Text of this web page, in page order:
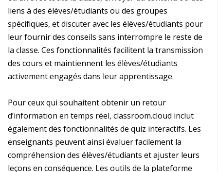
liens à des élèves/étudiants ou des groupes
spécifiques, et discuter avec les élèves/étudiants pour
leur fournir des conseils sans interrompre le reste de
la classe. Ces fonctionnalités facilitent la transmission
des cours et maintiennent les élèves/étudiants
activement engagés dans leur apprentissage.
Pour ceux qui souhaitent obtenir un retour
d’information en temps réel, classroom.cloud inclut
également des fonctionnalités de quiz interactifs. Les
enseignants peuvent ainsi évaluer facilement la
compréhension des élèves/étudiants et ajuster leurs
leçons en conséquence. Les outils de la plateforme